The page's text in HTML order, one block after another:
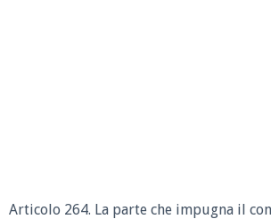
Articolo 264. La parte che impugna il